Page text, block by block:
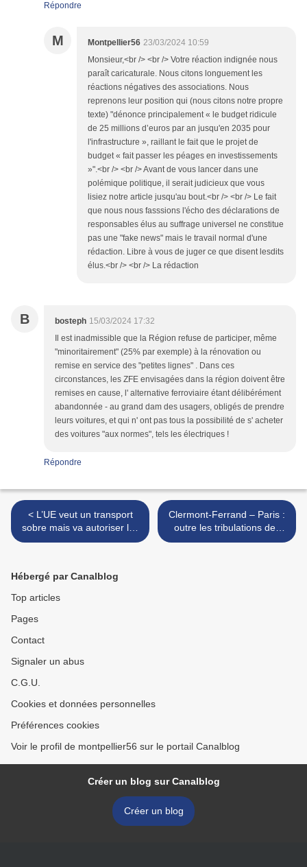
Répondre
M Montpellier56 23/03/2024 10:59
Monsieur,<br /> <br /> Votre réaction indignée nous
paraît caricaturale. Nous citons longuement les
réactions négatives des associations. Nous
reprenons leur position qui (nous citons notre propre
texte) "dénonce principalement « le budget ridicule
de 25 millions d’euros par an jusqu'en 2035 pour
l'infrastructure », raillant le fait que le projet de
budget « fait passer les péages en investissements
»".<br /> <br /> Avant de vous lancer dans une
polémique politique, il serait judicieux que vous
lisiez notre article jusqu'au bout.<br /> <br /> Le fait
que nous nous fasssions l'écho des déclarations de
responsables élus au suffrage universel ne constitue
pas une "fake news" mais le travail normal d'une
rédaction. Libre à vous de juger ce que disent lesdits
élus.<br /> <br /> La rédaction
B bosteph 15/03/2024 17:32
Il est inadmissible que la Région refuse de participer, même
"minoritairement" (25% par exemple) à la rénovation ou
remise en service des "petites lignes" . Dans ces
circonstances, les ZFE envisagées dans la région doivent être
remises en cause, l' alternative ferroviaire étant délibérément
abandonnée - au grand dam des usagers, obligés de prendre
leurs voitures, et qui n' ont pas tous la possibilité de s' acheter
des voitures "aux normes", tels les électriques !
Répondre
< L’UE veut un transport
sobre mais va autoriser les
conteneurs de 48 pieds
Clermont-Ferrand – Paris :
outre les tribulations des
Intercités, une incroyable
Hébergé par Canalblog
Top articles
Pages
Contact
Signaler un abus
C.G.U.
Cookies et données personnelles
Préférences cookies
Voir le profil de montpellier56 sur le portail Canalblog
Créer un blog sur Canalblog
Créer un blog